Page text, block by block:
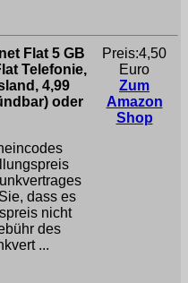
Flat 5 GB
Telefonie,
4,99
oder
dass es
nicht
des
...
Preis:4,50
Euro
Zum
Amazon
Shop